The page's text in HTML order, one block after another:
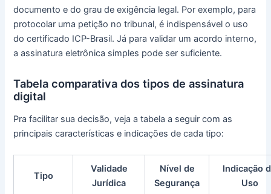
documento e do grau de exigência legal. Por exemplo, para
protocolar uma petição no tribunal, é indispensável o uso
do certificado ICP-Brasil. Já para validar um acordo interno,
a assinatura eletrônica simples pode ser suficiente.
Tabela comparativa dos tipos de assinatura
digital
Pra facilitar sua decisão, veja a tabela a seguir com as
principais características e indicações de cada tipo:
Tipo
Validade
Jurídica
Nível de
Segurança
Indicação
Uso